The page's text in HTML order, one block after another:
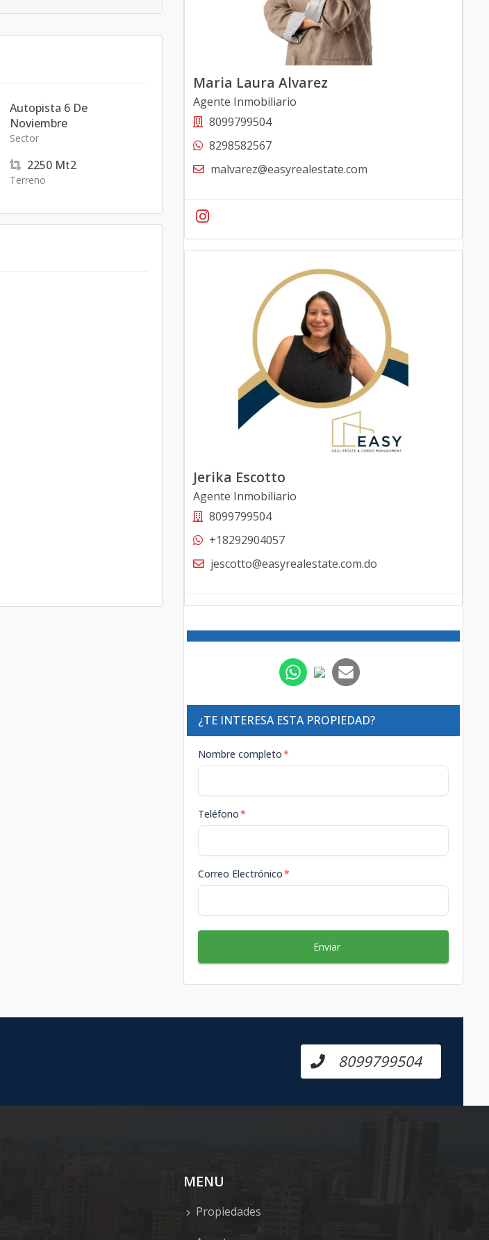
Autopista 6 De
Noviembre
Sector
2250 Mt2
Terreno
Maria Laura Alvarez
Agente Inmobiliario
8099799504
8298582567
malvarez@easyrealestate.com
Jerika Escotto
Agente Inmobiliario
8099799504
+18292904057
jescotto@easyrealestate.com.do
¿TE INTERESA ESTA PROPIEDAD?
Nombre completo*
Teléfono*
Correo Electrónico*
Enviar
8099799504
MENU
Propiedades